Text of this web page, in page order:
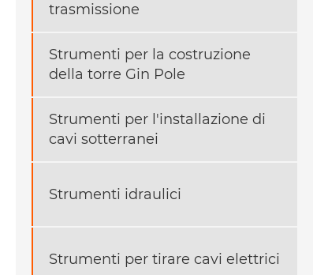
trasmissione
Strumenti per la costruzione
della torre Gin Pole
Strumenti per l'installazione di
cavi sotterranei
Strumenti idraulici
Strumenti per tirare cavi elettrici